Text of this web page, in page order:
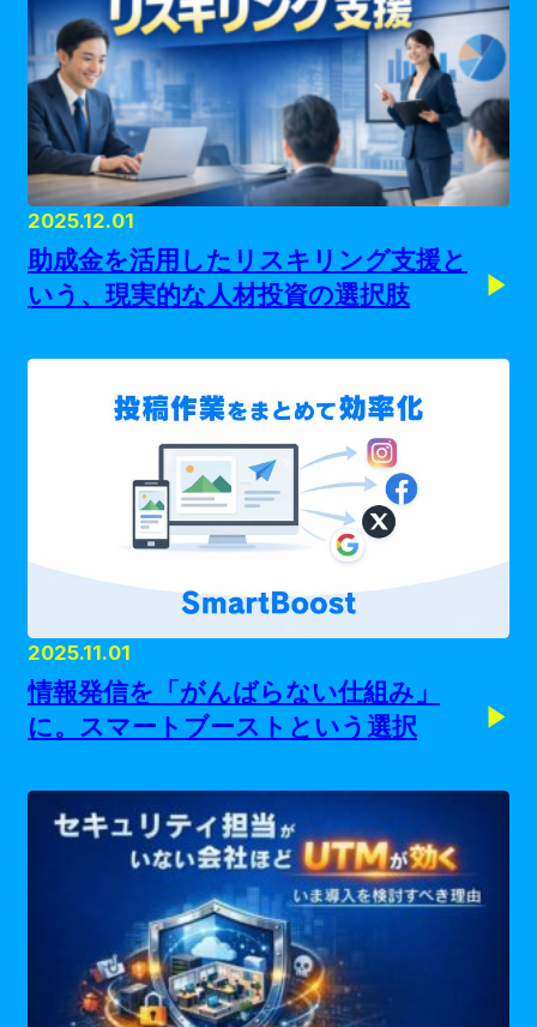
2025.12.01
助成金を活用したリスキリング支援と
いう、現実的な人材投資の選択肢
2025.11.01
情報発信を「がんばらない仕組み」
に。スマートブーストという選択